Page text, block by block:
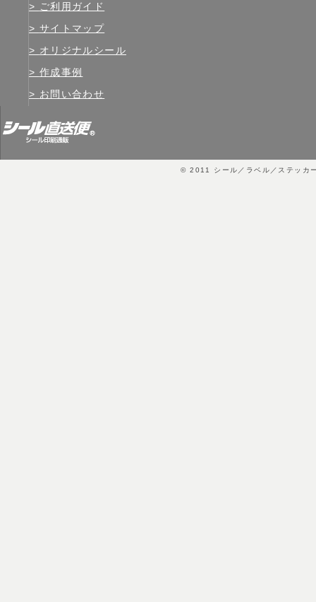
ご利用ガイド
サイトマップ
オリジナルシール
作成事例
お問い合わせ
© 2011 シール／ラベル／ステッカ